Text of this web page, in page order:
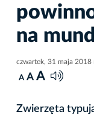
na
czwartek, 31 maja 2018
A A A
Zwierzęta